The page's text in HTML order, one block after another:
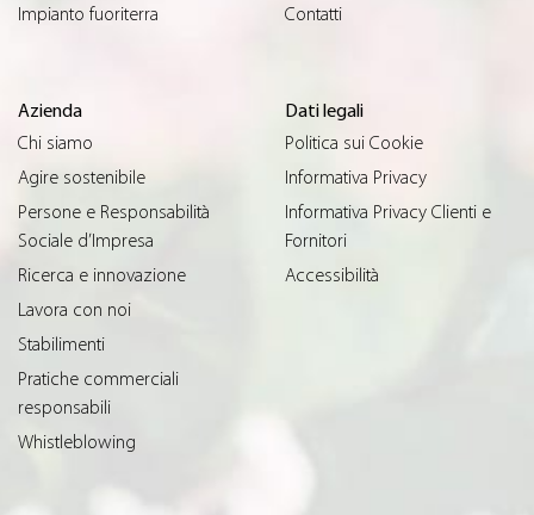
Impianto fuoriterra
Contatti
Azienda
Chi siamo
Agire sostenibile
Persone e Responsabilità
Sociale d’Impresa
Ricerca e innovazione
Lavora con noi
Stabilimenti
Pratiche commerciali
responsabili
Whistleblowing
Dati legali
Politica sui Cookie
Informativa Privacy
Informativa Privacy Clienti e
Fornitori
Accessibilità